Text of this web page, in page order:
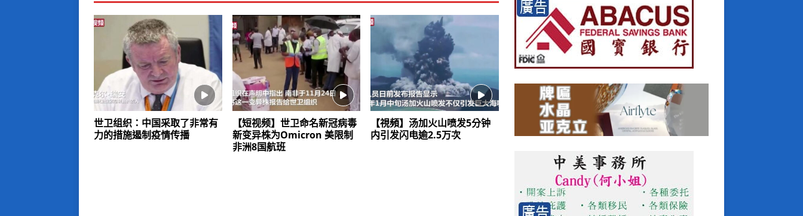
世卫组织：中国采取了非常有
力的措施遏制疫情传播
【短视频】世卫命名新冠病毒
新变异株为Omicron 美限制
非洲8国航班
【視頻】汤加火山喷发5分钟
内引发闪电逾2.5万次